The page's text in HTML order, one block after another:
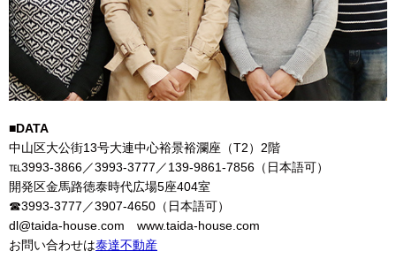
■DATA
中山区大公街13号大連中心裕景裕瀾座（T2）2階
℡3993-3866／3993-3777／139-9861-7856（日本語可）
開発区金馬路徳泰時代広場5座404室
☎3993-3777／3907-4650（日本語可）
dl@taida-house.com www.taida-house.com
お問い合わせは泰達不動産